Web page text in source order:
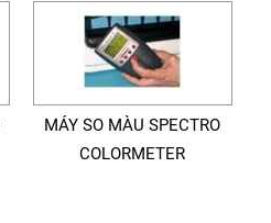
MÁY SO MÀU SPECTRO
COLORMETER